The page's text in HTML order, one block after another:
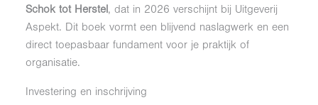
Schok tot Herstel, dat in 2026 verschijnt bij Uitgeverij
Aspekt. Dit boek vormt een blijvend naslagwerk en een
direct toepasbaar fundament voor je praktijk of
organisatie.
Investering en inschrijving